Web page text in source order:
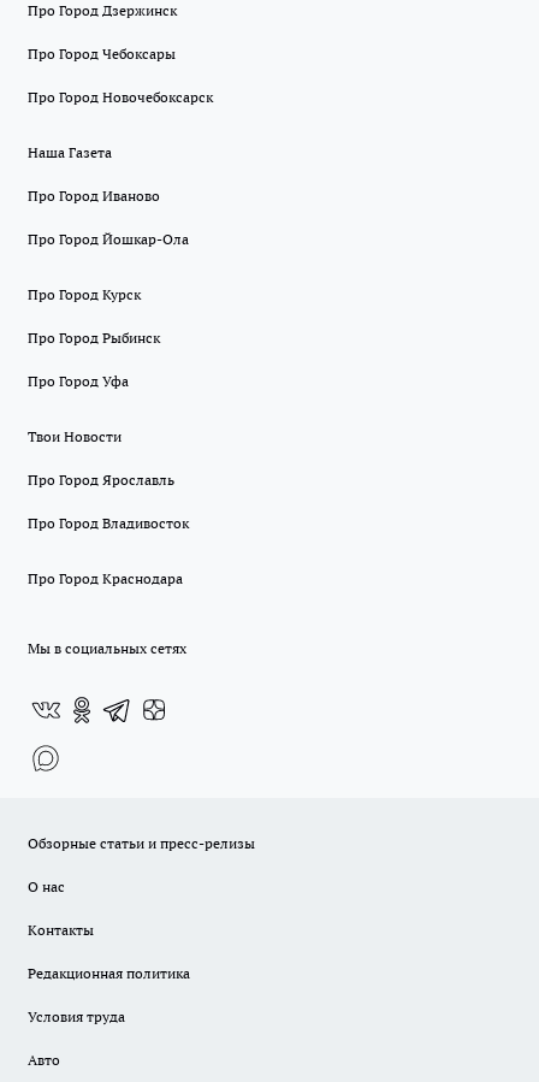
Про Город Дзержинск
Про Город Чебоксары
Про Город Новочебоксарск
Наша Газета
Про Город Иваново
Про Город Йошкар-Ола
Про Город Курск
Про Город Рыбинск
Про Город Уфа
Твои Новости
Про Город Ярославль
Про Город Владивосток
Про Город Краснодара
Мы в социальных сетях
Обзорные статьи и пресс-релизы
О нас
Контакты
Редакционная политика
Условия труда
Авто